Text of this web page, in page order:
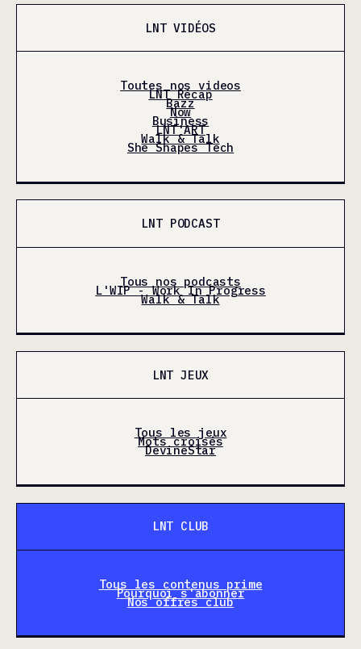
LNT VIDÉOS
Toutes nos videos
LNT Récap
Bazz
Now
Business
LNT'ART
Walk & Talk
She Shapes Tech
LNT PODCAST
Tous nos podcasts
L'WIP - Work In Progress
Walk & Talk
LNT JEUX
Tous les jeux
Mots croisés
DevineStar
LNT CLUB
Tous les contenus prime
Pourquoi s'abonner
Nos offres club